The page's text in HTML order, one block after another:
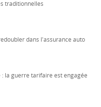
traditionnelles
dans l'assurance auto
la guerre tarifaire est engagée